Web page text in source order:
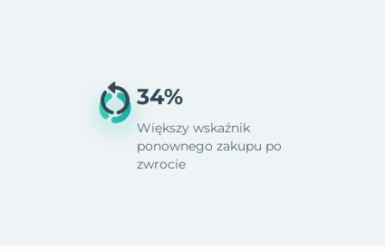
34%
Większy wskaźnik
ponownego zakupu po
zwrocie